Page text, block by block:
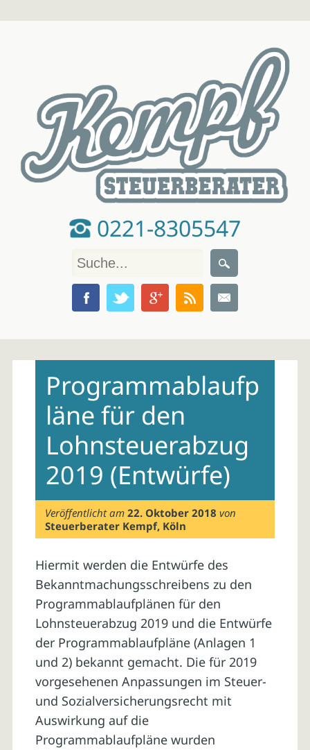
0221-8305547
contentProgrammablaufp
läne für den
Lohnsteuerabzug
2019 (Entwürfe)
Veröffentlicht am22. Oktober 2018 von
Steuerberater Kempf, Köln
Hiermit werden die Entwürfe des
Bekanntmachungsschreibens zu den
Programmablaufplänen für den
Lohnsteuerabzug 2019 und die Entwürfe
der Programmablaufpläne (Anlagen 1
und 2) bekannt gemacht. Die für 2019
vorgesehenen Anpassungen im Steuer-
und Sozialversicherungsrecht mit
Auswirkung auf die
Programmablaufpläne wurden